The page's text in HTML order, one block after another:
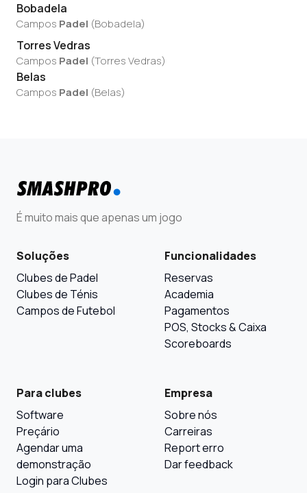
Bobadela
Campos Padel (Bobadela)
Torres Vedras
Campos Padel (Torres Vedras)
Belas
Campos Padel (Belas)
É muito mais que apenas um jogo
Soluções
Clubes de Padel
Clubes de Ténis
Campos de Futebol
Funcionalidades
Reservas
Academia
Pagamentos
POS, Stocks & Caixa
Scoreboards
Para clubes
Software
Preçário
Agendar uma
demonstração
Login para Clubes
Empresa
Sobre nós
Carreiras
Report erro
Dar feedback